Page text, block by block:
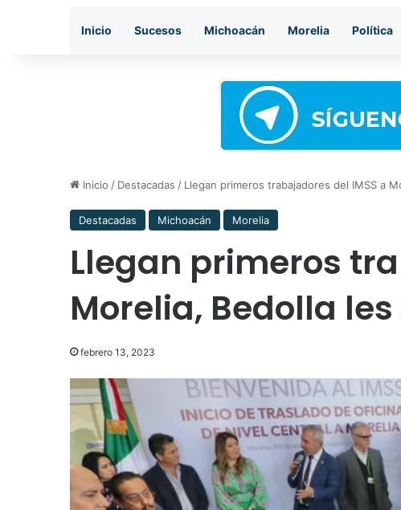
Inicio Sucesos Michoacán Morelia Política
Inicio / Destacadas / Llegan primeros trabajadores del IMSS a
Destacadas Michoacán Morelia
Llegan primeros
Morelia, Bedolla
febrero 13, 2023